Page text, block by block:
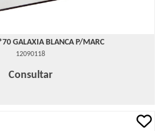
GALAXIA BLANCA P/MARC
12090118
Consultar